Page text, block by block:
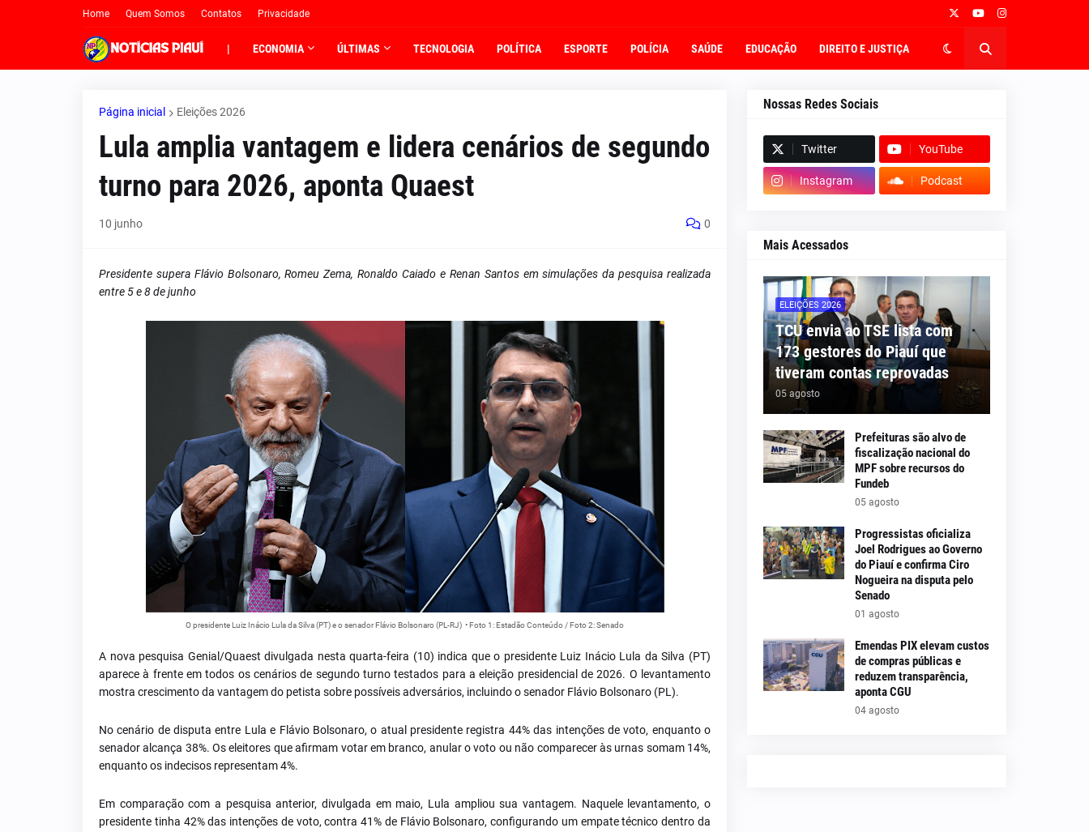
Home Quem Somos Contatos Privacidade
| ECONOMIA ÚLTIMAS TECNOLOGIA POLÍTICA ESPORTE POLÍCIA SAÚDE EDUCAÇÃO DIREITO E JUSTIÇA
Página inicial Eleições 2026
Lula amplia vantagem e lidera cenários de segundo
turno para 2026, aponta Quaest
10 junho 0
Presidente supera Flávio Bolsonaro, Romeu Zema, Ronaldo Caiado e Renan Santos em simulações da pesquisa realizada
entre 5 e 8 de junho
O presidente Luiz Inácio Lula da Silva (PT) e o senador Flávio Bolsonaro (PL-RJ) • Foto 1: Estadão Conteúdo / Foto 2: Senado
A nova pesquisa Genial/Quaest divulgada nesta quarta-feira (10) indica que o presidente Luiz Inácio Lula da Silva (PT)
aparece à frente em todos os cenários de segundo turno testados para a eleição presidencial de 2026. O levantamento
mostra crescimento da vantagem do petista sobre possíveis adversários, incluindo o senador Flávio Bolsonaro (PL).
No cenário de disputa entre Lula e Flávio Bolsonaro, o atual presidente registra 44% das intenções de voto, enquanto o
senador alcança 38%. Os eleitores que afirmam votar em branco, anular o voto ou não comparecer às urnas somam 14%,
enquanto os indecisos representam 4%.
Em comparação com a pesquisa anterior, divulgada em maio, Lula ampliou sua vantagem. Naquele levantamento, o
presidente tinha 42% das intenções de voto, contra 41% de Flávio Bolsonaro, configurando um empate técnico dentro da
Nossas Redes Sociais
Twitter YouTube
Instagram Podcast
Mais Acessados
ELEIÇÕES 2026
TCU envia ao TSE lista com
173 gestores do Piauí que
tiveram contas reprovadas
05 agosto
Prefeituras são alvo de
fiscalização nacional do
MPF sobre recursos do
Fundeb
05 agosto
Progressistas oficializa
Joel Rodrigues ao Governo
do Piauí e confirma Ciro
Nogueira na disputa pelo
Senado
01 agosto
Emendas PIX elevam custos
de compras públicas e
reduzem transparência,
aponta CGU
04 agosto